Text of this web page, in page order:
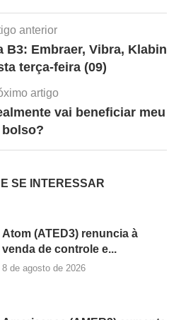
anterior
B3: Embraer, Vibra, Klabin
terça-feira (09)
artigo
vai beneficiar meu
bolso?
SE INTERESSAR
Atom (ATED3) renuncia à
venda de controle e...
8 de agosto de 2026